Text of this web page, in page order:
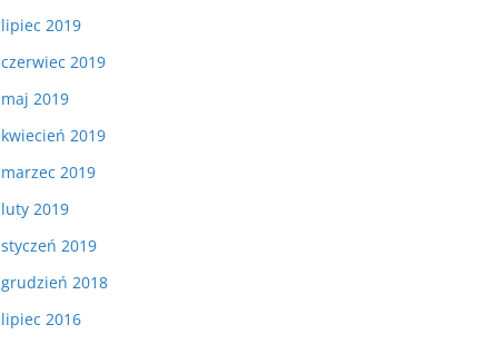
lipiec 2019
czerwiec 2019
maj 2019
kwiecień 2019
marzec 2019
luty 2019
styczeń 2019
grudzień 2018
lipiec 2016